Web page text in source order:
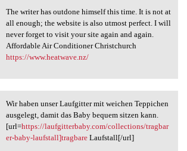
writer has outdone
The writer has outdone himself this time. It is not at
all enough; the website is also utmost perfect. I will
never forget to visit your site again and again.
Affordable Air Conditioner Christchurch
https://www.heatwave.nz/
haben unser Laufgitter
Wir haben unser Laufgitter mit weichen Teppichen
ausgelegt, damit das Baby bequem sitzen kann.
[url=https://laufgitterbaby.com/collections/tragbar
er-baby-laufstall]tragbareLaufstall[/url]